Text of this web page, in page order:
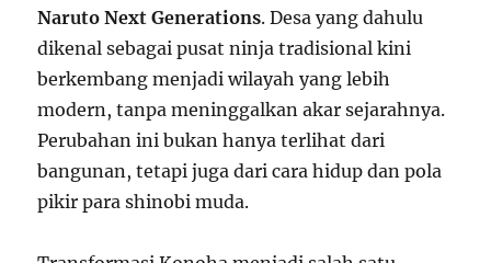
Naruto Next Generations. Desa yang dahulu
dikenal sebagai pusat ninja tradisional kini
berkembang menjadi wilayah yang lebih
modern, tanpa meninggalkan akar sejarahnya.
Perubahan ini bukan hanya terlihat dari
bangunan, tetapi juga dari cara hidup dan pola
pikir para shinobi muda.